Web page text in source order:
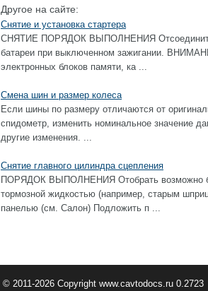
Другое на сайте:
Снятие и установка стартера
СНЯТИЕ ПОРЯДОК ВЫПОЛНЕНИЯ Отсоедините
батареи при выключенном зажигании.
электронных блоков памяти, ка ...
Смена шин и размер колеса
Если шины по размеру отличаются от
спидометр, изменить номинальное значение
другие изменения. ...
Снятие главного цилиндра сцепления
ПОРЯДОК ВЫПОЛНЕНИЯ Отобрать возможно
тормозной жидкостью (например, старым
панелью (см. Салон) Подложить п ...
© 2011-2026 Copyright www.cavtodocs.ru 0.2723